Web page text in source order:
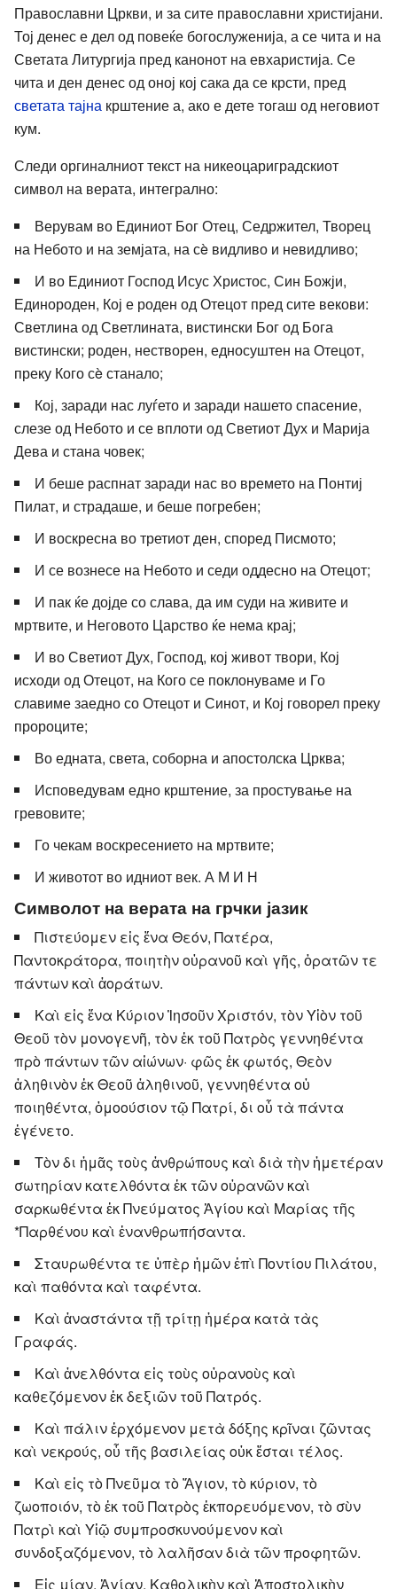
Православни Цркви, и за сите православни христијани.
Тој денес е дел од повеќе богослуженија, а се чита и на
Светата Литургија пред канонот на евхаристија. Се
чита и ден денес од оној кој сака да се крсти, пред
светата тајна крштение а, ако е дете тогаш од неговиот
кум.
Следи оргиналниот текст на никеоцариградскиот
символ на верата, интегрално:
Верувам во Единиот Бог Отец, Седржител, Творец
на Небото и на земјата, на сè видливо и невидливо;
И во Единиот Господ Исус Христос, Син Божји,
Единороден, Кој е роден од Отецот пред сите векови:
Светлина од Светлината, вистински Бог од Бога
вистински; роден, нестворен, едносуштен на Отецот,
преку Кого сè станало;
Кој, заради нас луѓето и заради нашето спасение,
слезе од Небото и се вплоти од Светиот Дух и Марија
Дева и стана човек;
И беше распнат заради нас во времето на Понтиј
Пилат, и страдаше, и беше погребен;
И воскресна во третиот ден, според Писмото;
И се вознесе на Небото и седи оддесно на Отецот;
И пак ќе дојде со слава, да им суди на живите и
мртвите, и Неговото Царство ќе нема крај;
И во Светиот Дух, Господ, кој живот твори, Кој
исходи од Отецот, на Кого се поклонуваме и Го
славиме заедно со Отецот и Синот, и Кој говорел преку
пророците;
Во едната, света, соборна и апостолска Црква;
Исповедувам едно крштение, за простување на
гревовите;
Го чекам воскресението на мртвите;
И животот во идниот век. А М И Н
Символот на верата на грчки јазик
Πιστεύομεν εἰς ἕνα Θεόν, Πατέρα,
Παντοκράτορα, ποιητὴν οὐρανοῦ καὶ γῆς, ὁρατῶν τε
πάντων καὶ ἀοράτων.
Καὶ εἰς ἕνα Κύριον Ἰησοῦν Χριστόν, τὸν Υἱὸν τοῦ
Θεοῦ τὸν μονογενῆ, τὸν ἐκ τοῦ Πατρὸς γεννηθέντα
πρὸ πάντων τῶν αἰώνων· φῶς ἐκ φωτός, Θεὸν
ἀληθινὸν ἐκ Θεοῦ ἀληθινοῦ, γεννηθέντα οὐ
ποιηθέντα, ὁμοούσιον τῷ Πατρί, δι οὗ τὰ πάντα
ἐγένετο.
Τὸν δι ἡμᾶς τοὺς ἀνθρώπους καὶ διὰ τὴν ἡμετέραν
σωτηρίαν κατελθόντα ἐκ τῶν οὐρανῶν καὶ
σαρκωθέντα ἐκ Πνεύματος Ἁγίου καὶ Μαρίας τῆς
*Παρθένου καὶ ἐνανθρωπήσαντα.
Σταυρωθέντα τε ὑπὲρ ἡμῶν ἐπὶ Ποντίου Πιλάτου,
καὶ παθόντα καὶ ταφέντα.
Καὶ ἀναστάντα τῇ τρίτῃ ἡμέρα κατὰ τὰς
Γραφάς.
Καὶ ἀνελθόντα εἰς τοὺς οὐρανοὺς καὶ
καθεζόμενον ἐκ δεξιῶν τοῦ Πατρός.
Καὶ πάλιν ἐρχόμενον μετὰ δόξης κρῖναι ζῶντας
καὶ νεκρούς, οὗ τῆς βασιλείας οὐκ ἔσται τέλος.
Καὶ εἰς τὸ Πνεῦμα τὸ Ἅγιον, τὸ κύριον, τὸ
ζωοποιόν, τὸ ἐκ τοῦ Πατρὸς ἐκπορευόμενον, τὸ σὺν
Πατρὶ καὶ Υἱῷ συμπροσκυνούμενον καὶ
συνδοξαζόμενον, τὸ λαλῆσαν διὰ τῶν προφητῶν.
Εἰς μίαν, Ἁγίαν, Καθολικὴν καὶ Ἀποστολικὴν